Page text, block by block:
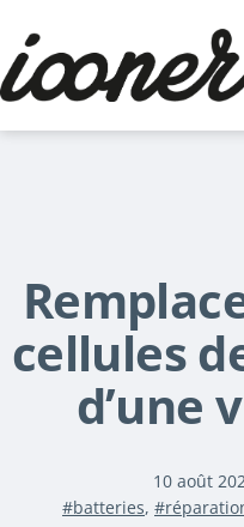
contenu
cellules
d’une
Publié
le
10 août
Étiqueté
batteries,